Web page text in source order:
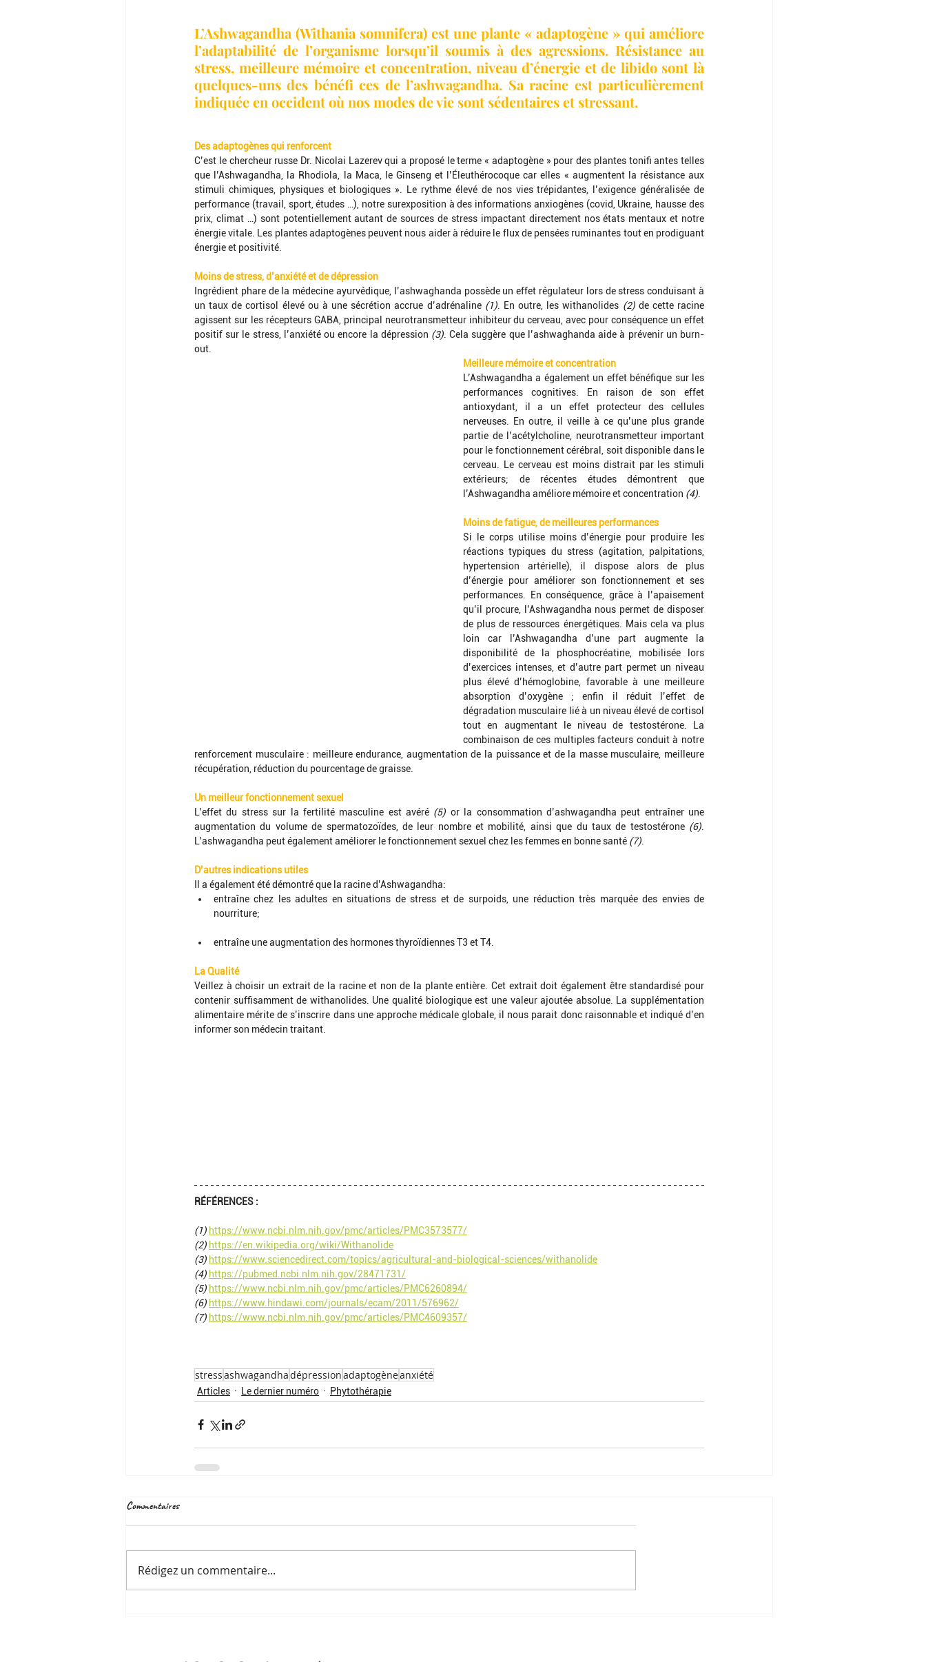
L’Ashwagandha (Withania somnifera) est une plante « adaptogène » qui améliore
l’adaptabilité de l’organisme lorsqu’il soumis à des agressions. Résistance au
stress, meilleure mémoire et concentration, niveau d’énergie et de libido sont là
quelques-uns des bénéfi ces de l’ashwagandha. Sa racine est particulièrement
indiquée en occident où nos modes de vie sont sédentaires et stressant.
Des adaptogènes qui renforcent
C’est le chercheur russe Dr. Nicolai Lazerev qui a proposé le terme « adaptogène » pour des plantes tonifi antes telles
que l’Ashwagandha, la Rhodiola, la Maca, le Ginseng et l’Éleuthérocoque car elles « augmentent la résistance aux
stimuli chimiques, physiques et biologiques ». Le rythme élevé de nos vies trépidantes, l’exigence généralisée de
performance (travail, sport, études …), notre surexposition à des informations anxiogènes (covid, Ukraine, hausse des
prix, climat …) sont potentiellement autant de sources de stress impactant directement nos états mentaux et notre
énergie vitale. Les plantes adaptogènes peuvent nous aider à réduire le flux de pensées ruminantes tout en prodiguant
énergie et positivité.
Moins de stress, d’anxiété et de dépression
Ingrédient phare de la médecine ayurvédique, l’ashwaghanda possède un effet régulateur lors de stress conduisant à
un taux de cortisol élevé ou à une sécrétion accrue d’adrénaline (1). En outre, les withanolides (2) de cette racine
agissent sur les récepteurs GABA, principal neurotransmetteur inhibiteur du cerveau, avec pour conséquence un effet
positif sur le stress, l’anxiété ou encore la dépression (3) . Cela suggère que l’ashwaghanda aide à prévenir un burn-
out.
Meilleure mémoire et concentration
L’Ashwagandha a également un effet bénéfique sur les
performances cognitives. En raison de son effet
antioxydant, il a un effet protecteur des cellules
nerveuses. En outre, il veille à ce qu’une plus grande
partie de l’acétylcholine, neurotransmetteur important
pour le fonctionnement cérébral, soit disponible dans le
cerveau. Le cerveau est moins distrait par les stimuli
extérieurs; de récentes études démontrent que
l’Ashwagandha améliore mémoire et concentration (4)
Moins de fatigue, de meilleures performances
Si le corps utilise moins d’énergie pour produire les
réactions typiques du stress (agitation, palpitations,
hypertension artérielle), il dispose alors de plus
d’énergie pour améliorer son fonctionnement et ses
performances. En conséquence, grâce à l’apaisement
qu’il procure, l’Ashwagandha nous permet de disposer
de plus de ressources énergétiques. Mais cela va plus
loin car l’Ashwagandha d’une part augmente la
disponibilité de la phosphocréatine, mobilisée lors
d’exercices intenses, et d’autre part permet un niveau
plus élevé d’hémoglobine, favorable à une meilleure
absorption d’oxygène ; enfin il réduit l’effet de
dégradation musculaire lié à un niveau élevé de cortisol
tout en augmentant le niveau de testostérone. La
combinaison de ces multiples facteurs conduit à notre
renforcement musculaire : meilleure endurance, augmentation de la puissance et de la masse musculaire, meilleure
récupération, réduction du pourcentage de graisse.
Un meilleur fonctionnement sexuel
L’effet du stress sur la fertilité masculine est avéré (5) or la consommation d’ashwagandha peut entraîner une
augmentation du volume de spermatozoïdes, de leur nombre et mobilité, ainsi que du taux de testostérone (6)
L’ashwagandha peut également améliorer le fonctionnement sexuel chez les femmes en bonne santé (7)
D’autres indications utiles
Il a également été démontré que la racine d’Ashwagandha:
entraîne chez les adultes en situations de stress et de surpoids, une réduction très marquée des envies de
nourriture;
entraîne une augmentation des hormones thyroïdiennes T3 et T4.
La Qualité
Veillez à choisir un extrait de la racine et non de la plante entière. Cet extrait doit également être standardisé pour
contenir suffisamment de withanolides. Une qualité biologique est une valeur ajoutée absolue. La supplémentation
alimentaire mérite de s’inscrire dans une approche médicale globale, il nous parait donc raisonnable et indiqué d’en
informer son médecin traitant.
RÉFÉRENCES :
(1) https://www.ncbi.nlm.nih.gov/pmc/articles/PMC3573577/
(2) https://en.wikipedia.org/wiki/Withanolide
(3) https://www.sciencedirect.com/topics/agricultural-and-biological-sciences/withanolide
(4) https://pubmed.ncbi.nlm.nih.gov/28471731/
(5) https://www.ncbi.nlm.nih.gov/pmc/articles/PMC6260894/
(6) https://www.hindawi.com/journals/ecam/2011/576962/
(7) https://www.ncbi.nlm.nih.gov/pmc/articles/PMC4609357/
stressashwagandhadépressionadaptogèneanxiété
Articles Le dernier numéro Phytothérapie
Commentaires
Rédigez un commentaire...